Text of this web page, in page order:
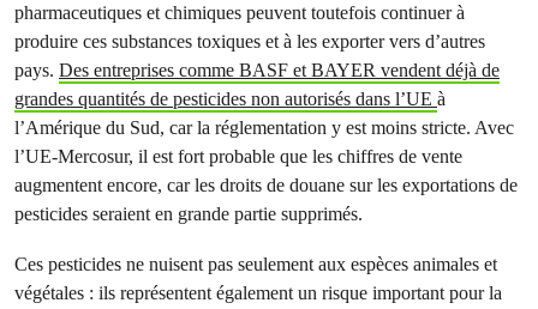
pharmaceutiques et chimiques peuvent toutefois continuer à
produire ces substances toxiques et à les exporter vers d’autres
pays. Des entreprises comme BASF et BAYER vendent déjà de
grandes quantités de pesticides non autorisés dans l’UE à
l’Amérique du Sud, car la réglementation y est moins stricte. Avec
l’UE-Mercosur, il est fort probable que les chiffres de vente
augmentent encore, car les droits de douane sur les exportations de
pesticides seraient en grande partie supprimés.
Ces pesticides ne nuisent pas seulement aux espèces animales et
végétales : ils représentent également un risque important pour la